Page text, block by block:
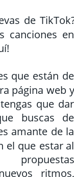
de
canciones
que están
página web
tengas que
buscas
amante de
el que estar